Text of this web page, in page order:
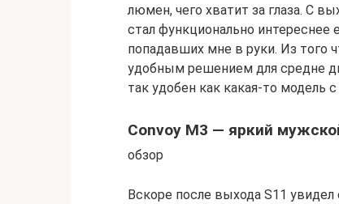
люмен, чего хватит за глаза. C
стал функционально интереснее
попадавших мне в руки. Из того
удобным решением для средне
так удобен как какая-то модель
Convoy M3 — яркий
обзор
Вскоре после выхода S11